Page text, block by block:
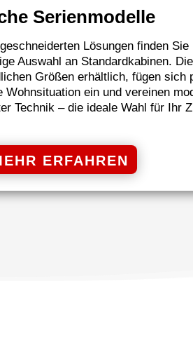
Serienmodelle
Lösungen finden
Auswahl an Standardkabinen.
Größen erhältlich, fügen sich
Wohnsituation ein und vereinen
Technik – die ideale Wahl für Ihr
ERFAHREN